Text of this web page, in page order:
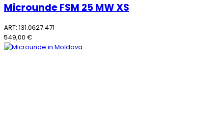
Microunde FSM 25 MW XS
ART: 131.0627.471
549,00 €